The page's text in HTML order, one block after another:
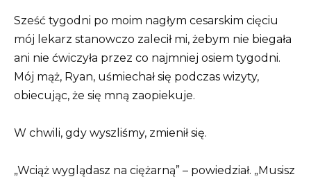
Sześć tygodni po moim nagłym cesarskim cięciu
mój lekarz stanowczo zalecił mi, żebym nie biegała
ani nie ćwiczyła przez co najmniej osiem tygodni.
Mój mąż, Ryan, uśmiechał się podczas wizyty,
obiecując, że się mną zaopiekuje.
W chwili, gdy wyszliśmy, zmienił się.
„Wciąż wyglądasz na ciężarną” – powiedział. „Musisz